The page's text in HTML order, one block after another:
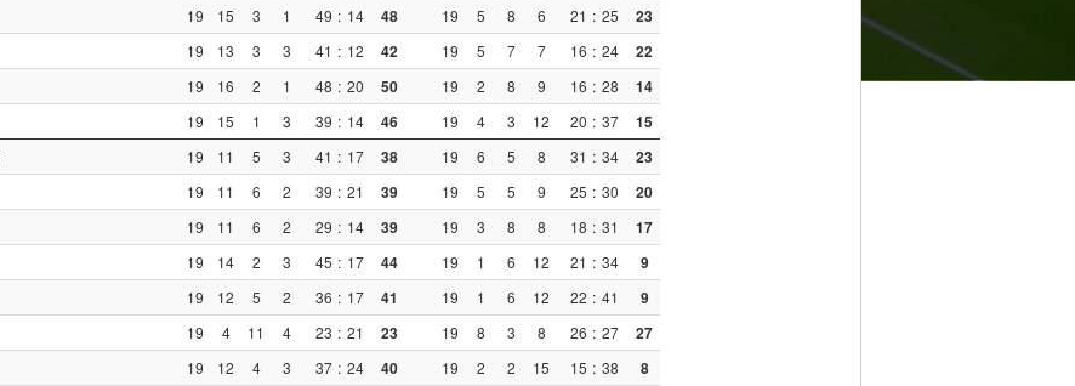
19 15 3 1 49 : 14 48 19 5 8 6 21 : 25 23
19 13 3 3 41 : 12 42 19 5 7 7 16 : 24 22
19 16 2 1 48 : 20 50 19 2 8 9 16 : 28 14
19 15 1 3 39 : 14 46 19 4 3 12 20 : 37 15
19 11 5 3 41 : 17 38 19 6 5 8 31 : 34 23
19 11 6 2 39 : 21 39 19 5 5 9 25 : 30 20
19 11 6 2 29 : 14 39 19 3 8 8 18 : 31 17
19 14 2 3 45 : 17 44 19 1 6 12 21 : 34 9
19 12 5 2 36 : 17 41 19 1 6 12 22 : 41 9
19 4 11 4 23 : 21 23 19 8 3 8 26 : 27 27
19 12 4 3 37 : 24 40 19 2 2 15 15 : 38 8